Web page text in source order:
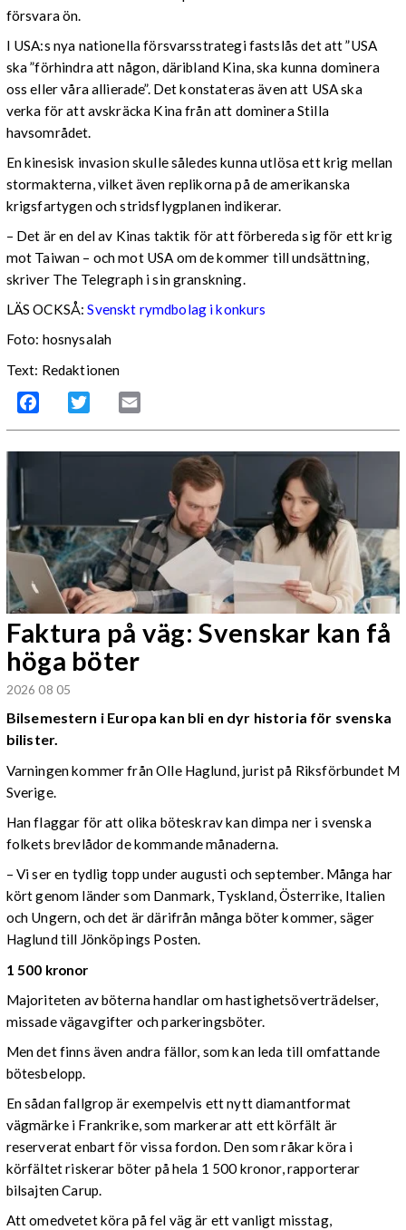
försvara ön.
I USA:s nya nationella försvarsstrategi fastslås det att ”USA
ska ”förhindra att någon, däribland Kina, ska kunna dominera
oss eller våra allierade”. Det konstateras även att USA ska
verka för att avskräcka Kina från att dominera Stilla
havsområdet.
En kinesisk invasion skulle således kunna utlösa ett krig mellan
stormakterna, vilket även replikorna på de amerikanska
krigsfartygen och stridsflygplanen indikerar.
– Det är en del av Kinas taktik för att förbereda sig för ett krig
mot Taiwan – och mot USA om de kommer till undsättning,
skriver The Telegraph i sin granskning.
LÄS OCKSÅ: Svenskt rymdbolag i konkurs
Foto: hosnysalah
Text: Redaktionen
Facebook Twitter
Faktura på väg: Svenskar kan få
höga böter
2026 08 05
Bilsemestern i Europa kan bli en dyr historia för svenska
bilister.
Varningen kommer från Olle Haglund, jurist på Riksförbundet M
Sverige.
Han flaggar för att olika böteskrav kan dimpa ner i svenska
folkets brevlådor de kommande månaderna.
– Vi ser en tydlig topp under augusti och september. Många har
kört genom länder som Danmark, Tyskland, Österrike, Italien
och Ungern, och det är därifrån många böter kommer, säger
Haglund till Jönköpings Posten.
1 500 kronor
Majoriteten av böterna handlar om hastighetsöverträdelser,
missade vägavgifter och parkeringsböter.
Men det finns även andra fällor, som kan leda till omfattande
bötesbelopp.
En sådan fallgrop är exempelvis ett nytt diamantformat
vägmärke i Frankrike, som markerar att ett körfält är
reserverat enbart för vissa fordon. Den som råkar köra i
körfältet riskerar böter på hela 1 500 kronor, rapporterar
bilsajten Carup.
Att omedvetet köra på fel väg är ett vanligt misstag,